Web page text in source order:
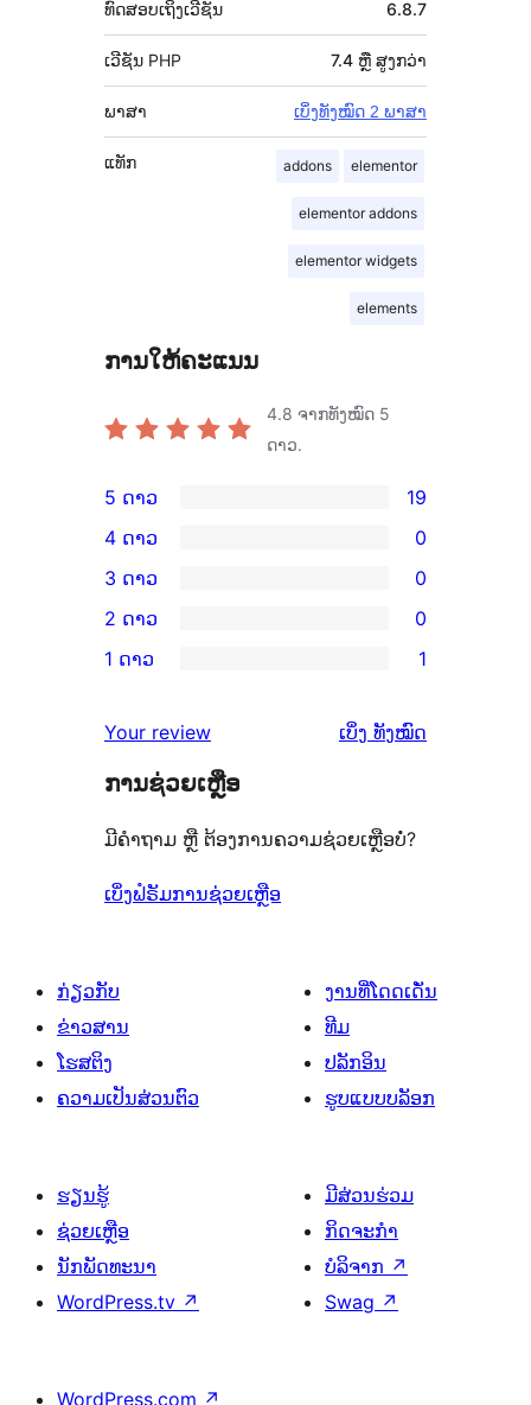
ທົດສອບເຖິງເວີຊັນ 6.8.7
ເວີຊັນ PHP 7.4 ຫຼື ສູງກວ່າ
ພາສາ ເບິ່ງທັງໝົດ 2 ພາສາ
ແທັກ addons elementor
elementor addons
elementor widgets
elements
ການໃຫ້ຄະແນນ
4.8 ຈາກທັງໝົດ 5
ດາວ.
ການ
ວິຈານ
5
ດາວ
ຈຳນວນ
ລາຍການ
5 ດາວ 19
ວິຈານ
4
ດາວ
0
ລາຍການ
4 ດາວ 0
ການ
ວິຈານ
3
ຈຳນວນ
0
3 ດາວ 0
ວິຈານ
ດາວ
ຈຳນວນ
ລາຍການ
2 ດາວ 0
1
ດາວ
1
ລາຍການ
1 ດາວ 1
Your review ເບິ່ງ ຄຳ
ທັງໝົດ
ການຊ່ວຍເຫຼືອ
ມີຄຳຖາມ ຫຼື ຕ້ອງການຄວາມຊ່ວຍເຫຼືອບໍ່?
ເບິ່ງຟໍຣັມການຊ່ວຍເຫຼືອ
ກ່ຽວກັບ
ຂ່າວສານ
ໂຮສຕິງ
ຄວາມເປັນສ່ວນຕົວ
ງານທີ່ໂດດເດັ່ນ
ທີມ
ປລັກອິນ
ຮູບແບບບລັອກ
ຮຽນຮູ້
ຊ່ວຍເຫຼືອ
ນັກພັດທະນາ
WordPress.tv ↗
ມີສ່ວນຮ່ວມ
ກິດຈະກຳ
ບໍລິຈາກ ↗
Swag ↗
WordPress.com ↗